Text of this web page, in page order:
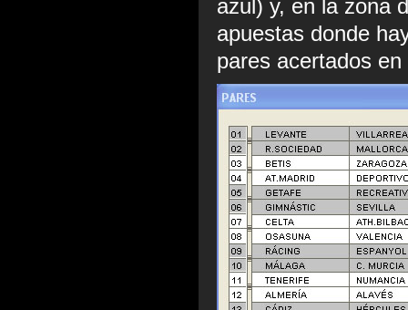
azul) y, en la zona
apuestas donde
pares acertados en